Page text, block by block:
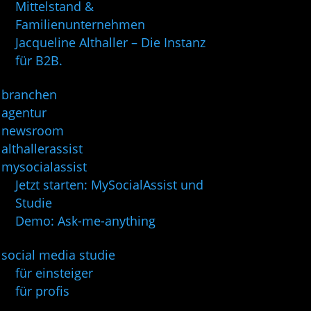
Mittelstand &
Familienunternehmen
Jacqueline Althaller – Die Instanz
für B2B.
branchen
agentur
newsroom
althallerassist
mysocialassist
Jetzt starten: MySocialAssist und
Studie
Demo: Ask-me-anything
social media studie
für einsteiger
für profis